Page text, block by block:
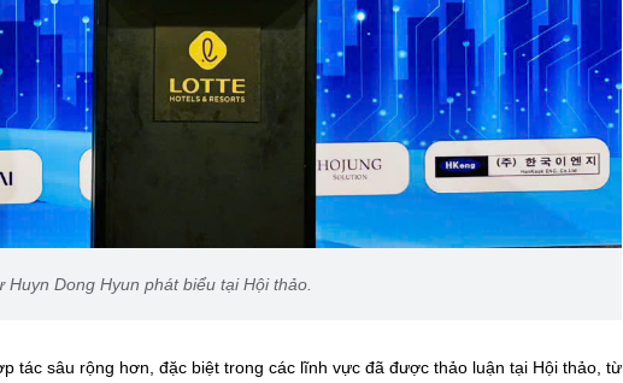
Huyn Dong Hyun phát biểu tại Hội thảo.
tác sâu rộng hơn, đặc biệt trong các lĩnh vực đã được thảo luận tại Hội thảo, từ